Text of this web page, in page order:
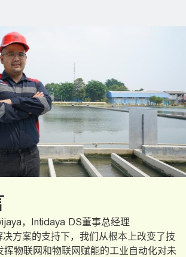
，Intidaya DS董事总经理
方案的支持下，我们从根本上改变了技
挥物联网和物联网赋能的工业自动化对未